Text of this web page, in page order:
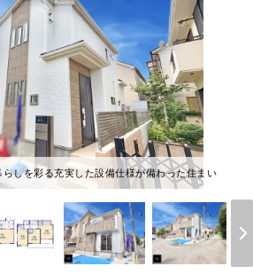
しを彩る充実した設備仕様が備わった住まい